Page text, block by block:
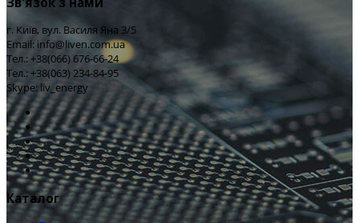
г. Київ, вул. Василя Яна 3/5
Email: info@liven.com.ua
Тел.: +38(066) 676-66-24
Тел.: +38(063) 234-84-95
Skype: liv_energy
Каталог